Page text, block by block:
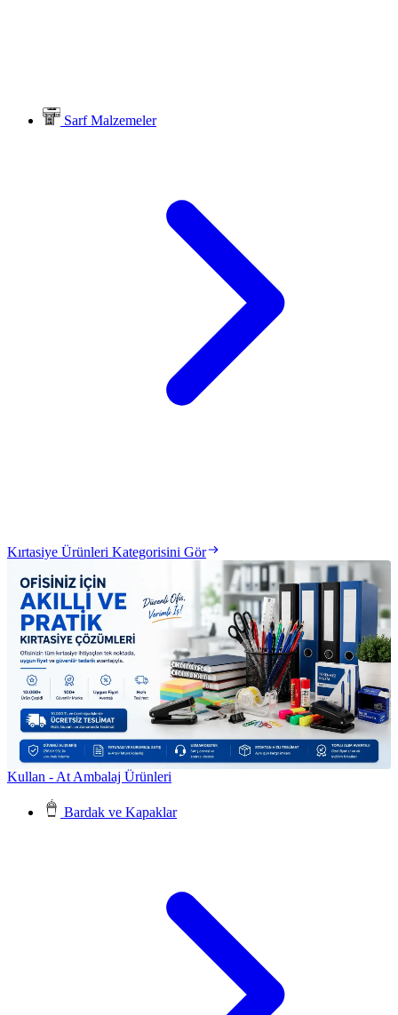
Sarf Malzemeler
Kırtasiye Ürünleri Kategorisini Gör
Kullan - At Ambalaj Ürünleri
Bardak ve Kapaklar